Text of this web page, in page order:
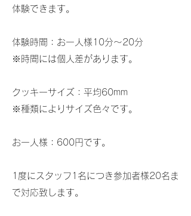
体験できます。
体験時間：お一人様10分～20分
※時間には個人差があります。
クッキーサイズ：平均60mm
※種類によりサイズ色々です。
お一人様：600円です。
​1度にスタッフ1名につき参加者様20名ま
で対応致します。